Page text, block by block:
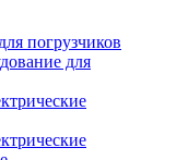
погрузчиков
для